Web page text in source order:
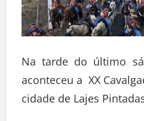
Na tarde do último
aconteceu a XX
cidade de Lajes